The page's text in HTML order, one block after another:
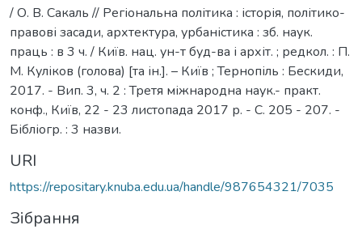
/ О. В. Сакаль // Регіональна політика : історія, політико-
правові засади, архтектура, урбаністика : зб. наук.
праць : в 3 ч. / Київ. нац. ун-т буд-ва і архіт. ; редкол. : П.
М. Куліков (голова) [та ін.]. – Київ ; Тернопіль : Бескиди,
2017. - Вип. 3, ч. 2 : Третя міжнародна наук.- практ.
конф., Київ, 22 - 23 листопада 2017 р. - С. 205 - 207. -
Бібліогр. : 3 назви.
URI
https://repositary.knuba.edu.ua/handle/987654321/7035
Зібрання